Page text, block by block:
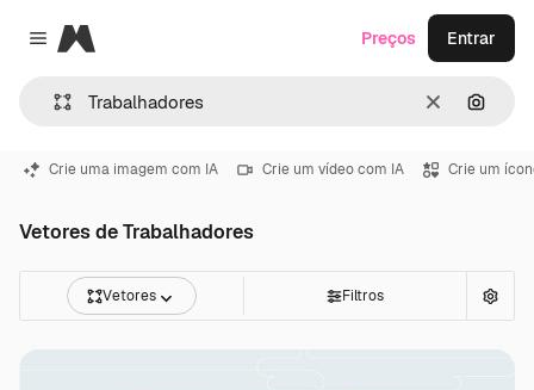
Close menu
Magnific
Limpar
Preços Entrar
Crie uma imagem com IA Crie um vídeo com IA Crie um
Vetores de Trabalhadores
Vetores Filtros